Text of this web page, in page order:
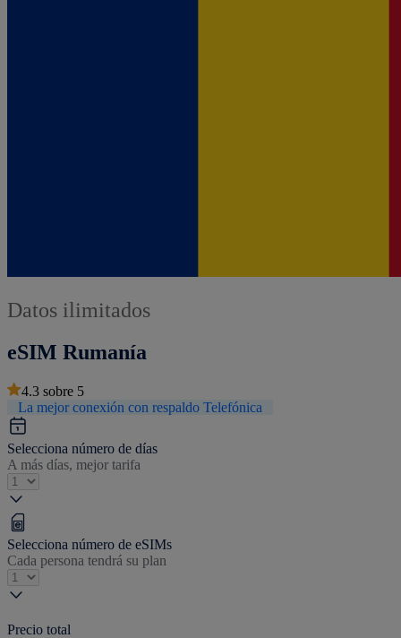
Datos ilimitados
eSIM Rumanía
4.3 sobre 5
La mejor conexión con respaldo Telefónica
Selecciona número de días
A más días, mejor tarifa
Selecciona número de eSIMs
Cada persona tendrá su plan
Precio total